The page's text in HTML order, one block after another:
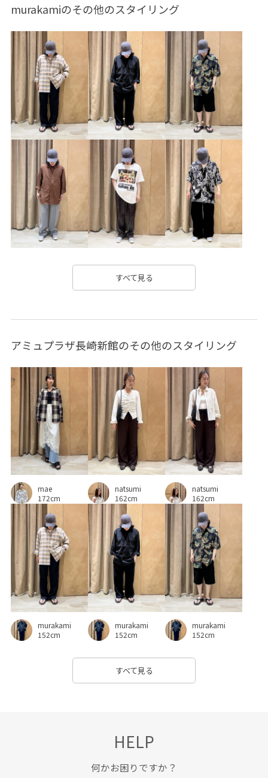
murakamiのその他のスタイリング
すべて見る
アミュプラザ長崎新館のその他のスタイリング
mae
172cm
natsumi
162cm
natsumi
162cm
murakami
152cm
murakami
152cm
murakami
152cm
すべて見る
HELP
何かお困りですか？